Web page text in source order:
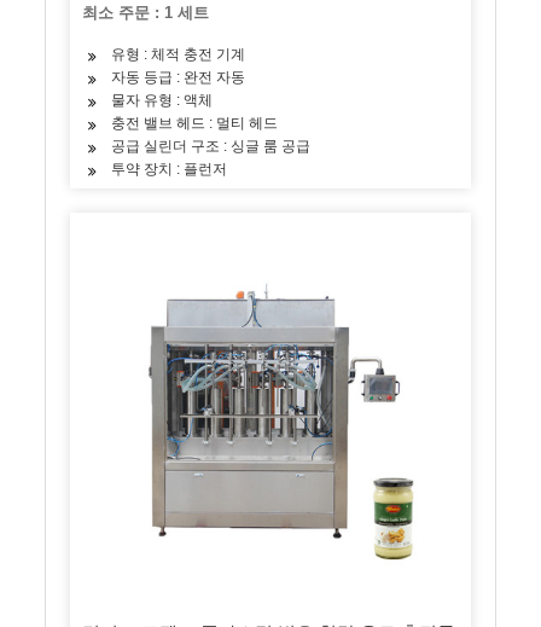
최소 주문 : 1 세트
유형 : 체적 충전 기계
자동 등급 : 완전 자동
물자 유형 : 액체
충전 밸브 헤드 : 멀티 헤드
공급 실린더 구조 : 싱글 룸 공급
투약 장치 : 플런저